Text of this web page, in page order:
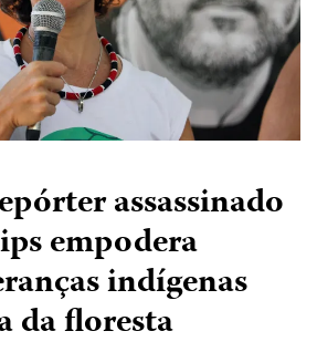
assassinado
empodera
indígenas
da floresta